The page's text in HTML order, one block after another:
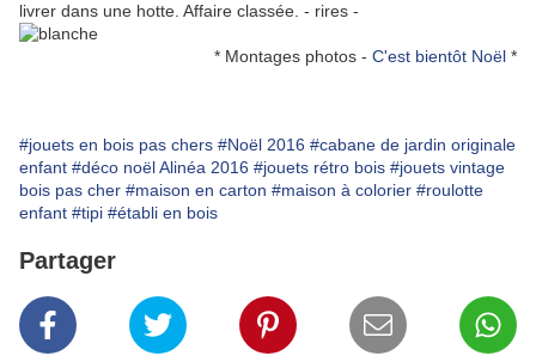
livrer dans une hotte. Affaire classée. - rires -
* Montages photos - C'est bientôt Noël *
#jouets en bois pas chers #Noël 2016 #cabane de jardin originale
enfant #déco noël Alinéa 2016 #jouets rétro bois #jouets vintage
bois pas cher #maison en carton #maison à colorier #roulotte
enfant #tipi #établi en bois
Partager